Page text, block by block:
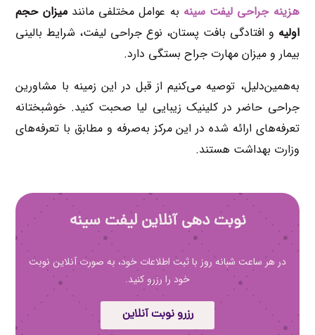
هزینه جراحی لیفت سینه به عوامل مختلفی مانندمیزان حجم
اولیه و افتادگی بافت پستان، نوع جراحی لیفت، شرایط بالینی
بیمار و میزان مهارت جراح بستگی دارد.
به‌همین‌دلیل، توصیه می‌کنیم از قبل در این زمینه با مشاورین
جراحی حاضر در کلینیک زیبایی لیا صحبت کنید. خوشبختانه
تعرفه‌های ارائه شده در این مرکز به‌صرفه و مطابق با تعرفه‌های
وزارت بهداشت هستند.
نوبت دهی آنلاین لیفت سینه
در هر ساعت شبانه روز با ثبت اطلاعات خود، به صورت آنلاین نوبت
خود را رزرو کنید.
رزرو نوبت آنلاین